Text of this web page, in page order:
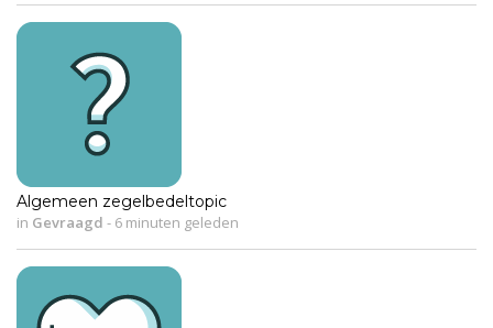
Algemeen zegelbedeltopic
in Gevraagd - 6 minuten geleden